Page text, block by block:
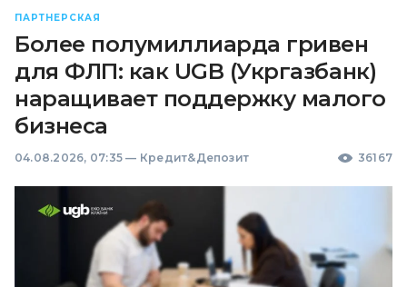
ПАРТНЕРСКАЯ
Более полумиллиарда гривен
для ФЛП: как UGB (Укргазбанк)
наращивает поддержку малого
бизнеса
04.08.2026, 07:35 — Кредит&Депозит 36167